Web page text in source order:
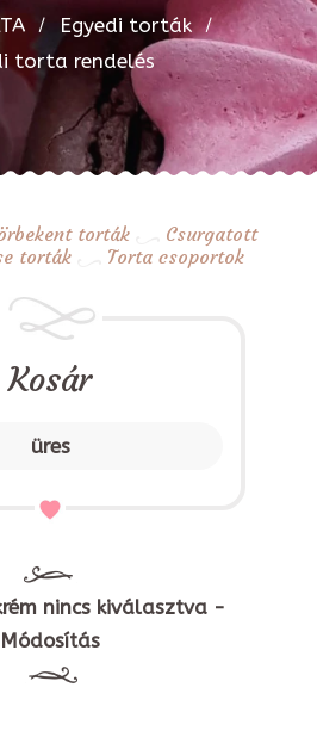
Egyedi torták
torta rendelés
torták
Csurgatott
torták Torta csoportok
Kosár
üres
nincs kiválasztva -
Módosítás